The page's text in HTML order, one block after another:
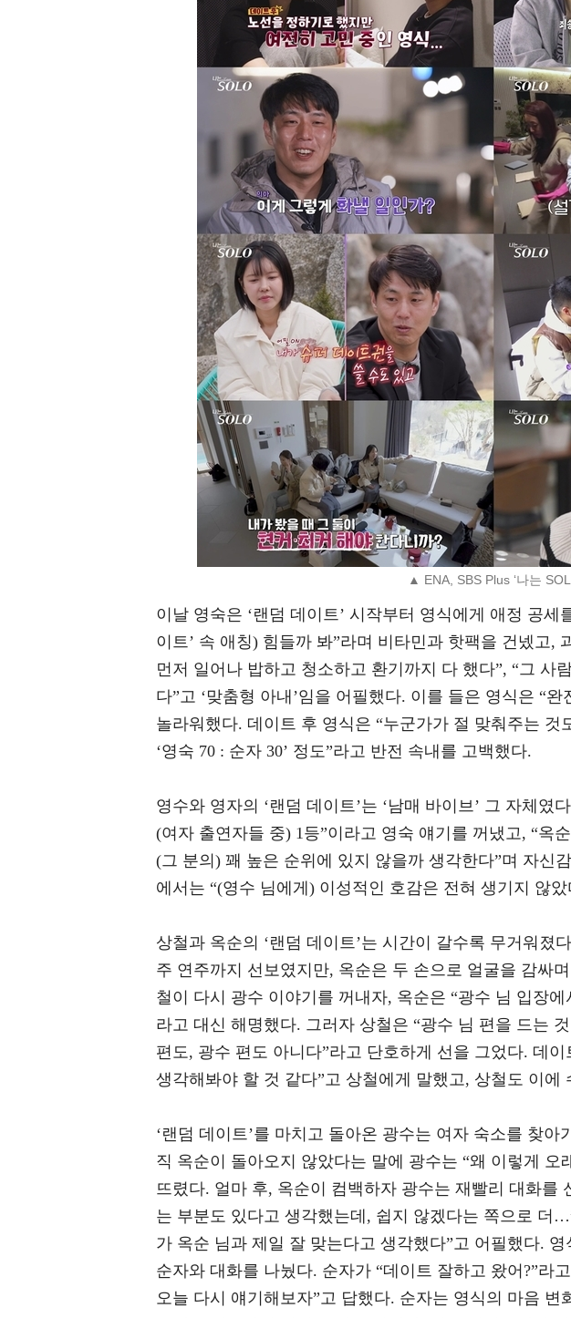
▲ ENA, SBS Plus ‘나는
이날 영숙은 ‘랜덤 데이트’ 시작부터 영식에게 애정 공세
이트’ 속 애칭) 힘들까 봐”라며 비타민과 핫팩을 건넸고,
먼저 일어나 밥하고 청소하고 환기까지 다 했다”, “그 사
다”고 ‘맞춤형 아내’임을 어필했다. 이를 들은 영식은 “
놀라워했다. 데이트 후 영식은 “누군가가 절 맞춰주는 것
‘영숙 70 : 순자 30’ 정도”라고 반전 속내를 고백했다.
영수와 영자의 ‘랜덤 데이트’는 ‘남매 바이브’ 그 자체였
(여자 출연자들 중) 1등”이라고 영숙 얘기를 꺼냈고, “옥
(그 분의) 꽤 높은 순위에 있지 않을까 생각한다”며 자신
에서는 “(영수 님에게) 이성적인 호감은 전혀 생기지 않았
상철과 옥순의 ‘랜덤 데이트’는 시간이 갈수록 무거워졌
주 연주까지 선보였지만, 옥순은 두 손으로 얼굴을 감싸
철이 다시 광수 이야기를 꺼내자, 옥순은 “광수 님 입장에
라고 대신 해명했다. 그러자 상철은 “광수 님 편을 드는
편도, 광수 편도 아니다”라고 단호하게 선을 그었다. 데
생각해봐야 할 것 같다”고 상철에게 말했고, 상철도 이에
‘랜덤 데이트’를 마치고 돌아온 광수는 여자 숙소를 찾아
직 옥순이 돌아오지 않았다는 말에 광수는 “왜 이렇게 오
뜨렸다. 얼마 후, 옥순이 컴백하자 광수는 재빨리 대화를
는 부분도 있다고 생각했는데, 쉽지 않겠다는 쪽으로 더
가 옥순 님과 제일 잘 맞는다고 생각했다”고 어필했다. 영
순자와 대화를 나눴다. 순자가 “데이트 잘하고 왔어?”라
오늘 다시 얘기해보자”고 답했다. 순자는 영식의 마음 변